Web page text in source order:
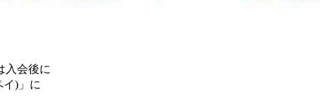
入会後に
イ)」に